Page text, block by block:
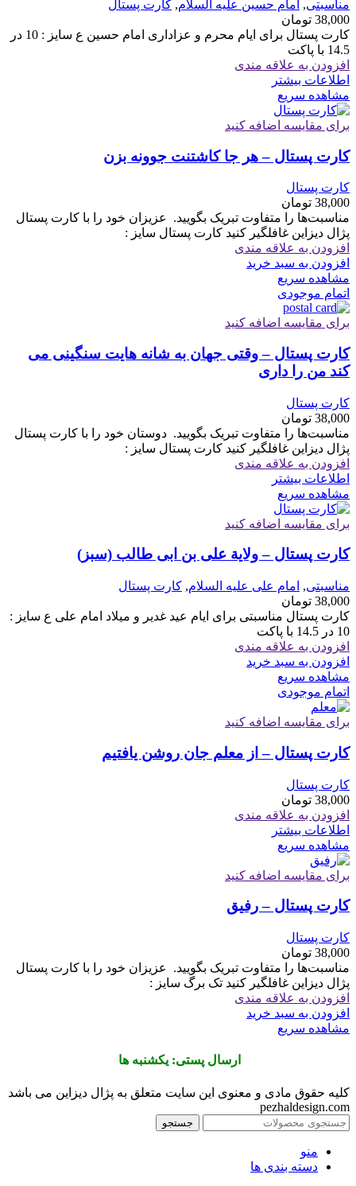
مناسبتی, امام حسین علیه السلام, کارت پستال
38,000 تومان
کارت پستال برای ایام محرم و عزاداری امام حسین ع سایز : 10 در
14.5 با پاکت
افزودن به علاقه مندی
اطلاعات بیشتر
مشاهده سریع
برای مقایسه اضافه کنید
کارت پستال – هر جا کاشتنت جوونه بزن
کارت پستال
38,000 تومان
مناسبت‌ها را متفاوت تبریک بگویید. ‏ ‏عزیزان خود را با کارت پستال
پژال دیزاین غافلگیر کنید کارت پستال سایز :
افزودن به علاقه مندی
افزودن به سبد خرید
مشاهده سریع
اتمام موجودی
برای مقایسه اضافه کنید
کارت پستال – وقتی جهان به شانه هایت سنگینی می
کند من را داری
کارت پستال
38,000 تومان
مناسبت‌ها را متفاوت تبریک بگویید. ‏ ‏دوستان خود را با کارت پستال
پژال دیزاین غافلگیر کنید کارت پستال سایز :
افزودن به علاقه مندی
اطلاعات بیشتر
مشاهده سریع
برای مقایسه اضافه کنید
کارت پستال – ولایة علی بن ابی طالب (سبز)
مناسبتی, امام علی علیه السلام, کارت پستال
38,000 تومان
کارت پستال مناسبتی برای ایام عید غدیر و میلاد امام علی ع سایز :
10 در 14.5 با پاکت
افزودن به علاقه مندی
افزودن به سبد خرید
مشاهده سریع
اتمام موجودی
برای مقایسه اضافه کنید
کارت پستال – از معلم جان روشن یافتیم
کارت پستال
38,000 تومان
افزودن به علاقه مندی
اطلاعات بیشتر
مشاهده سریع
برای مقایسه اضافه کنید
کارت پستال – رفیق
کارت پستال
38,000 تومان
مناسبت‌ها را متفاوت تبریک بگویید. ‏ ‏عزیزان خود را با کارت پستال
پژال دیزاین غافلگیر کنید تک برگ سایز :
افزودن به علاقه مندی
افزودن به سبد خرید
مشاهده سریع
ارسال پستی: یکشنبه ها
کلیه حقوق مادی و معنوی این سایت متعلق به پژال دیزاین می باشد
pezhaldesign.com
جستجو
منو
دسته بندی ها